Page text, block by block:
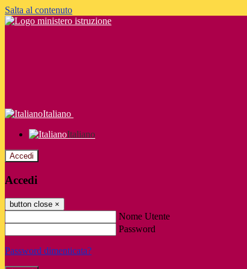
Salta al contenuto
Italiano
Italiano
Accedi
Accedi
button close ×
Nome Utente
Password
Password dimenticata?